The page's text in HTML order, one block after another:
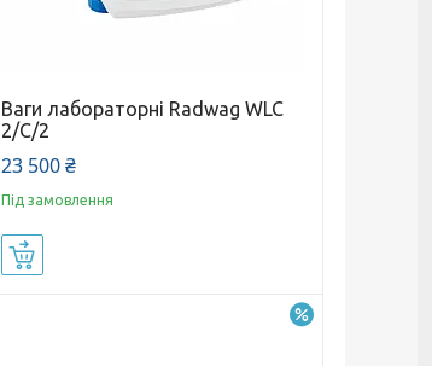
Ваги лабораторні Radwag WLC
2/C/2
23 500 ₴
Під замовлення